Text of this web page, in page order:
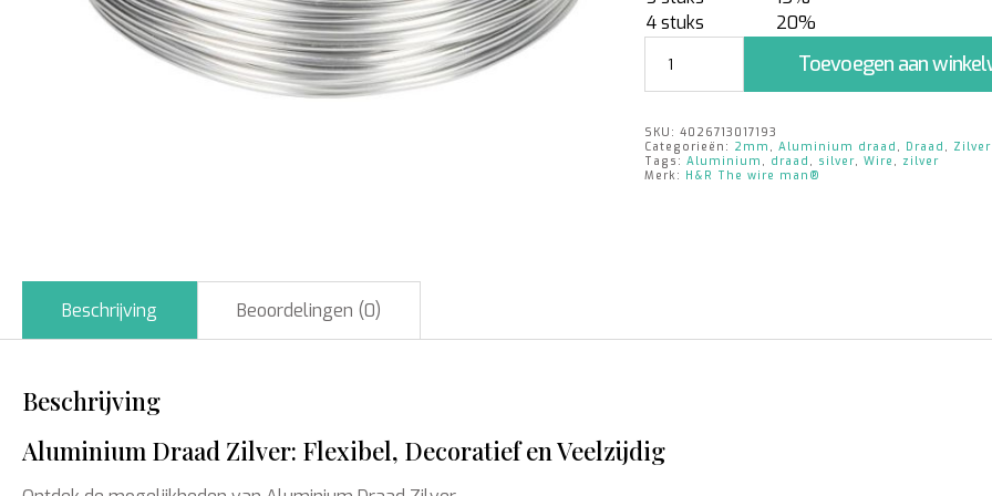
4 stuks
20%
Draad
Zilver
2mm
x
60m
Toevoegen aan
SKU: 4026713017193
Categorieën: 2mm , Aluminium draad , Draad , Zilver
Tags: Aluminium , draad , silver, Wire , zilver
Merk: H&R The wire man®
Beschrijving Beoordelingen (0)
Beschrijving
Aluminium Draad Zilver: Flexibel, Decoratief en Veelzijdig